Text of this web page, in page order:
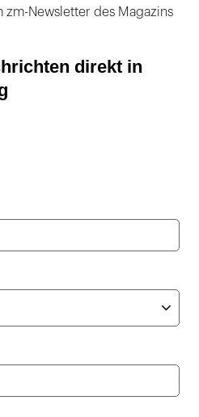
zm-Newsletter des Magazins
direkt in